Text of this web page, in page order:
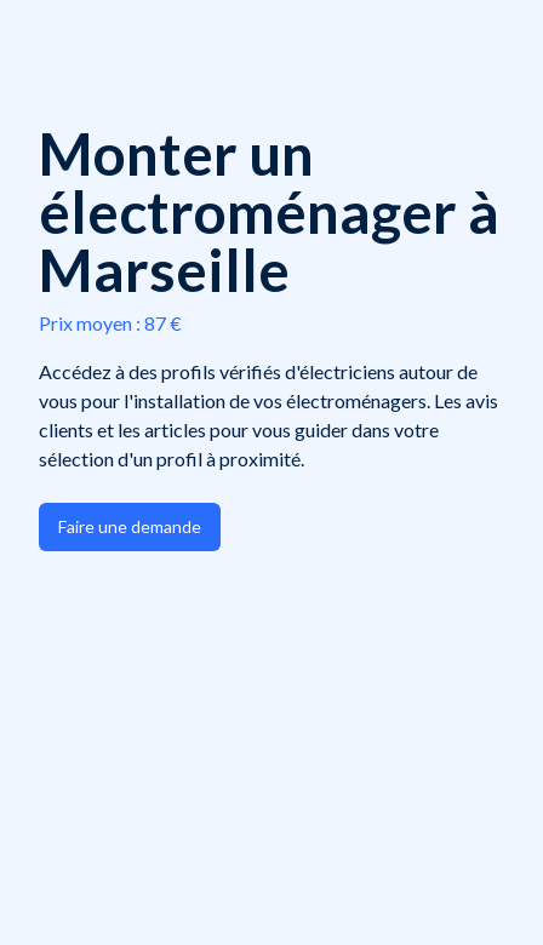
Monter un
électroménager à
Marseille
Prix moyen : 87 €
Accédez à des profils vérifiés d'électriciens autour de
vous pour l'installation de vos électroménagers. Les avis
clients et les articles pour vous guider dans votre
sélection d'un profil à proximité.
Faire une demande